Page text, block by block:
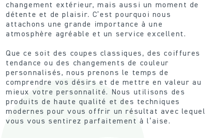
changement extérieur, mais aussi un moment de
détente et de plaisir. C’est pourquoi nous
attachons une grande importance à une
atmosphère agréable et un service excellent.
Que ce soit des coupes classiques, des coiffures
tendance ou des changements de couleur
personnalisés, nous prenons le temps de
comprendre vos désirs et de mettre en valeur au
mieux votre personnalité. Nous utilisons des
produits de haute qualité et des techniques
modernes pour vous offrir un résultat avec lequel
vous vous sentirez parfaitement à l’aise.